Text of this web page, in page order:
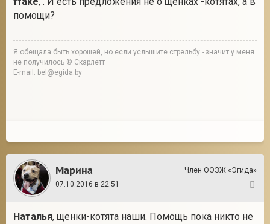
помощи?
Я обещала быть хорошей, но если услышите стрельбу - значит у меня
не получилось © Скарлетт
E-mail: bel@egida.by
Марина
Член ООЗЖ «Эгида»
07.10.2016 в 22:51
Наталья, щенки-котята наши. Помощь пока никто не